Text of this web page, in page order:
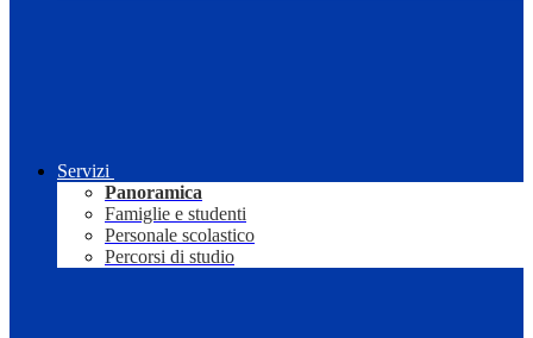
Servizi
Panoramica
Famiglie e studenti
Personale scolastico
Percorsi di studio